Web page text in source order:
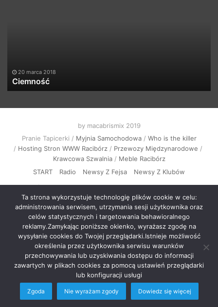
20 marca 2018
Ciemność
by macabrismix 2019
Pranie Tapicerki / Myjnia Samochodowa/ Who is the killer
/ Hosting Stron WWW Racibórz / Przewozy Międzynarodowe /
Krawcowa Szwalnia/ Meble Racibórz
START
Radio Newsy Z Fejsa
Newsy Z Klubów
Nowości Z Youtuba
Soundcloud Nadaje
Imprezy Koncert
Festiwale
KONTAKT
Ta strona wykorzystuje technologię plików cookie w celu:
administrowania serwisem, utrzymania sesji użytkownika oraz
celów statystycznych i targetowania behawioralnego
reklamy.Zamykając poniższe okienko, wyrażasz zgodę na
wysyłanie cookies do Twojej przeglądarki.Istnieje możliwość
określenia przez użytkownika serwisu warunków
przechowywania lub uzyskiwania dostępu do informacji
zawartych w plikach cookies za pomocą ustawień przeglądarki
lub konfiguracji usługi
Zgoda Nie wyrażam zgody Dowiedz się więcej